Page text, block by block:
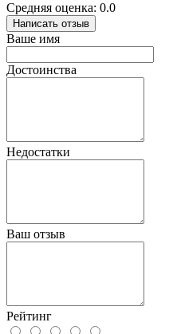
Средняя оценка: 0.0
Написать отзыв
Ваше имя
Достоинства
Недостатки
Ваш отзыв
Рейтинг